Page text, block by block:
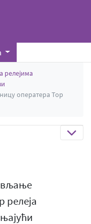
релејима
оператера Тор
релеја